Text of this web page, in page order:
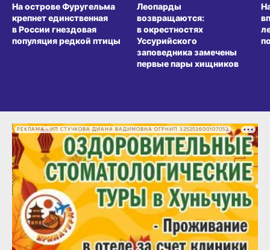
На острове Фуругельма
крепнет единственная
в России гнездовая
популяция редкой птицы
Леопарды
возвращаются:
в окрестностях
Уссурийского
заповедника замечены
первые пары хищников
РЕКЛАМА • ИП СТУЧКОВА ДИАНА ВАДИМОВНА ОГРНИП 325253600107053